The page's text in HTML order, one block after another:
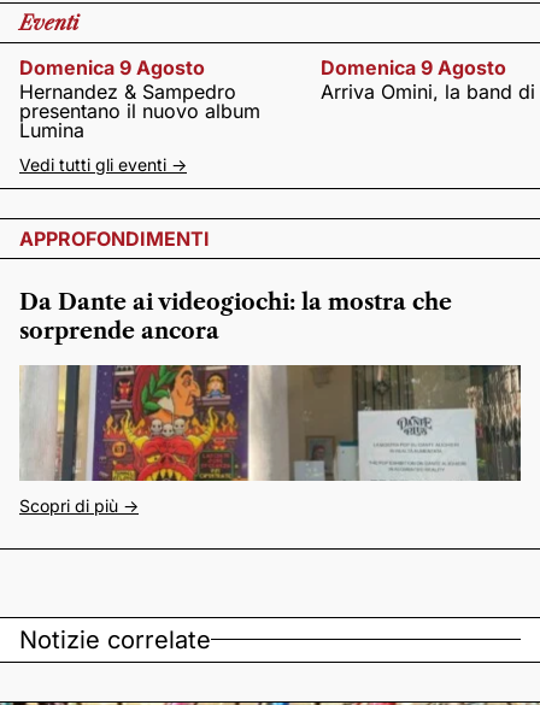
Eventi
Domenica 9 Agosto
Hernandez & Sampedro
presentano il nuovo album
Lumina
Domenica 9 Agosto
Arriva Omini, la band
Vedi tutti gli eventi ->
APPROFONDIMENTI
Da Dante ai videogiochi: la mostra che
sorprende ancora
Scopri di più ->
Notizie correlate